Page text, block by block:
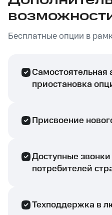
Бесплатные опции в
Самостоятельная
приостановка
Присвоение
Доступные звонки
потребителей
Техподдержка в